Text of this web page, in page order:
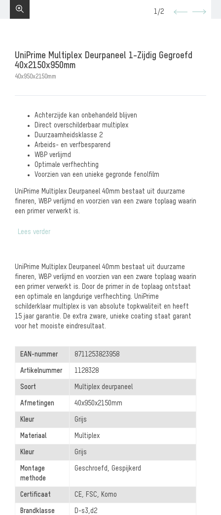
1/2
UniPrime Multiplex Deurpaneel 1-Zijdig Gegroefd
40x2150x950mm
40x950x2150mm
Achterzijde kan onbehandeld blijven
Direct overschilderbaar multiplex
Duurzaamheidsklasse 2
Arbeids- en verfbesparend
WBP verlijmd
Optimale verfhechting
Voorzien van een unieke gegronde fenolfilm
UniPrime Multiplex Deurpaneel 40mm bestaat uit duurzame
fineren, WBP verlijmd en voorzien van een zware toplaag waarin
een primer verwerkt is.
Lees verder
UniPrime Multiplex Deurpaneel 40mm bestaat uit duurzame
fineren, WBP verlijmd en voorzien van een zware toplaag waarin
een primer verwerkt is. Door de primer in de toplaag ontstaat
een optimale en langdurige verfhechting. UniPrime
schilderklaar multiplex is van absolute topkwaliteit en heeft
15 jaar garantie. De extra zware, unieke coating staat garant
voor het mooiste eindresultaat.
EAN-nummer 8711253823958
Artikelnummer 1128328
Soort Multiplex deurpaneel
Afmetingen 40x950x2150mm
Kleur Grijs
Materiaal Multiplex
Kleur Grijs
Montage
methode
Geschroefd, Gespijkerd
Certificaat CE, FSC, Komo
Brandklasse D-s3,d2